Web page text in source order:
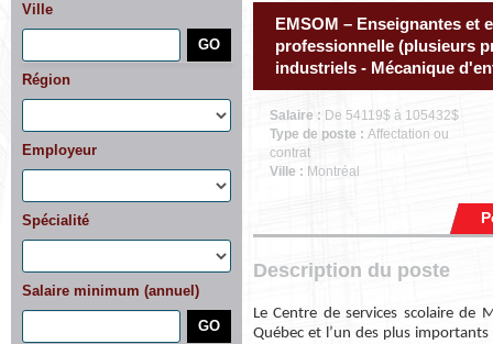
Ville
Région
Employeur
Spécialité
Salaire minimum (annuel)
EMSOM – Enseignantes et
professionnelle (plusieurs
industriels - Mécanique
Salaire : De 54119$ à 105432$
Type de poste : Affectation ou
contrat
Ville : Montréal
Description du poste
Le Centre de services scolaire de
Québec et l’un des plus